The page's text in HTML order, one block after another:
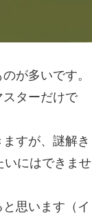
が多いです。
ターだけで
すが、謎解き
いにはできませ
思います（イ